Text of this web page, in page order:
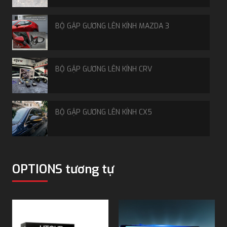
dây tín hiệu và các phụ kiện để lắp đặt. Đảm bảo đầy
đủ theo bộ, đồng bộ về phần cứng cũng như phần
mềm.
Nguyên lý hoạt động và cách ghép hình
360 theo thời gian thực
Các mắt camera ghi lại hình ảnh riêng biệt, sau đó bộ
xử lý sẽ phân tích và ghép hình ảnh 360 độ mô phỏng
xe nhìn từ trên xuống. Quá trình này diễn ra tức thì, giúp
người lái quan sát ngay lập tức, đảm bảo an toàn khi di
chuyển đông đúc trong đô thị, hay lùi, đỗ xe những góc
Phân biệt màn hình liền cam 360 và màn
hình kết hợp cam 360 rời
gàng. Còn loại rời thì cần những đầu nối thêm, có thể
BỘ GẬP GƯƠNG LÊN KÍNH MAZDA 3
BỘ GẬP GƯƠNG LÊN KÍNH CRV
BỘ GẬP GƯƠNG LÊN KÍNH CX5
ĐÈN HẬU VF3
OPTIONS tương tự